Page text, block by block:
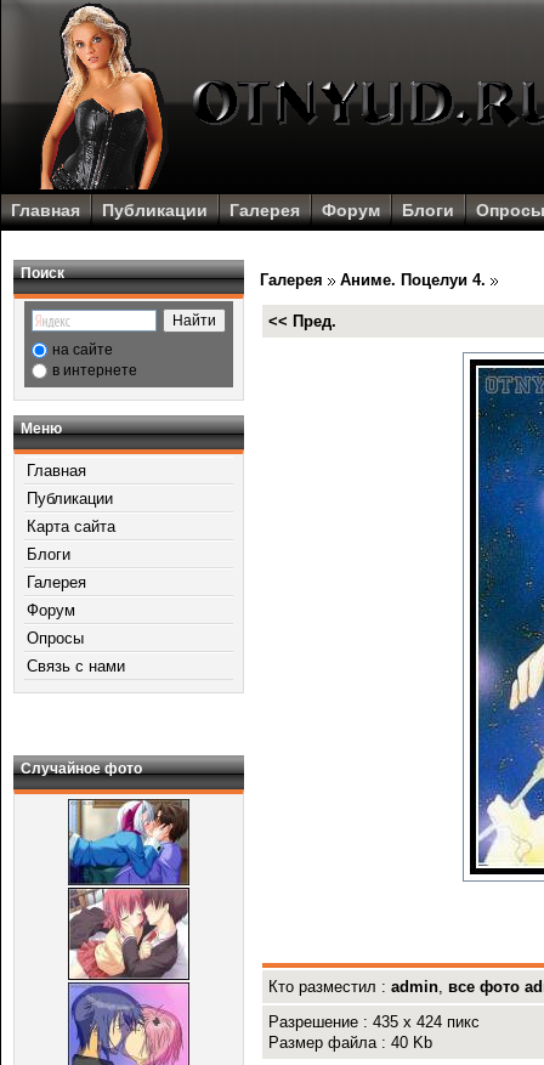
Главная Публикации Галерея Форум Блоги Опросы
Поиск
на сайте
в интернете
Меню
Главная
Публикации
Карта сайта
Блоги
Галерея
Форум
Опросы
Связь с нами
Случайное фото
Галерея Аниме. Поцелуи 4.
<< Пред.
Кто разместил : admin, все фото
Разрешение : 435 x 424 пикс
Размер файла : 40 Kb